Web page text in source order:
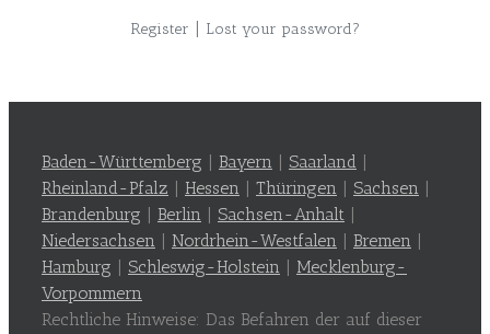
Register | Lost your password?
Baden-Württemberg | Bayern | Saarland |
Rheinland-Pfalz | Hessen | Thüringen | Sachsen |
Brandenburg | Berlin | Sachsen-Anhalt |
Niedersachsen | Nordrhein-Westfalen | Bremen |
Hamburg | Schleswig-Holstein | Mecklenburg-
Vorpommern
Rechtliche Hinweise: Das Befahren der auf dieser